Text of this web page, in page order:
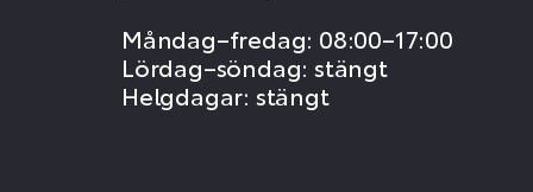
Måndag–fredag: 08:00–17:00
Lördag–söndag: stängt
Helgdagar: stängt